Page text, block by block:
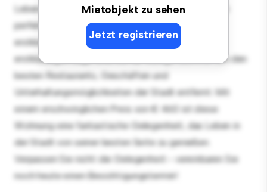
Mietobjekt zu sehen
Jetzt registrieren
Lebensraum. Die offene Raumaufteilung eignet sich
perfekt für Gäste, und die elegante Küche ist mit
erstklassigen Geräten ausgestattet. Dank der
erstklassigen Lage sind Sie nur wenige Schritte von den
besten Restaurants, Geschäften und
Unterhaltungsmöglichkeiten der Stadt entfernt. Mit
einem erschwinglichen Preis von € 460 ist diese
Wohnung eine fantastische Gelegenheit, das Leben in
der Stadt von seiner besten Seite zu genießen.
Verpassen Sie nicht die Gelegenheit - vereinbaren Sie
noch heute einen Besichtigungstermin!